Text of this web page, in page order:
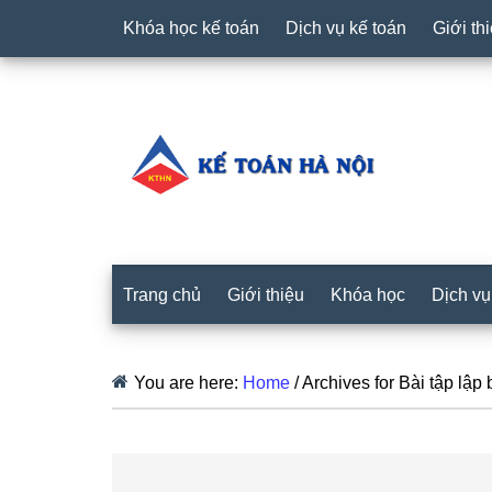
Khóa học kế toán Dịch vụ kế toán Giới
Trang chủ Giới thiệu Khóa học Dịch
You are here: Home /Archives for Bài tập lập